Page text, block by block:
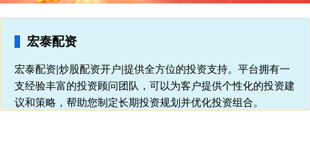
宏泰配资
宏泰配资|炒股配资开户|提供全方位的投资支持。平台拥有一
支经验丰富的投资顾问团队，可以为客户提供个性化的投资建
议和策略，帮助您制定长期投资规划并优化投资组合。